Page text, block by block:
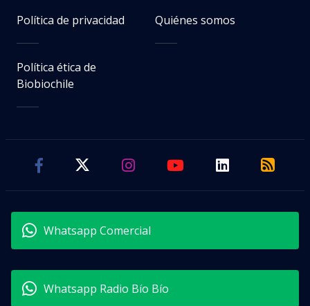
Política de privacidad Quiénes somos
Política ética de
Biobiochile
Whatsapp Comercial
Whatsapp Radio Bío Bío